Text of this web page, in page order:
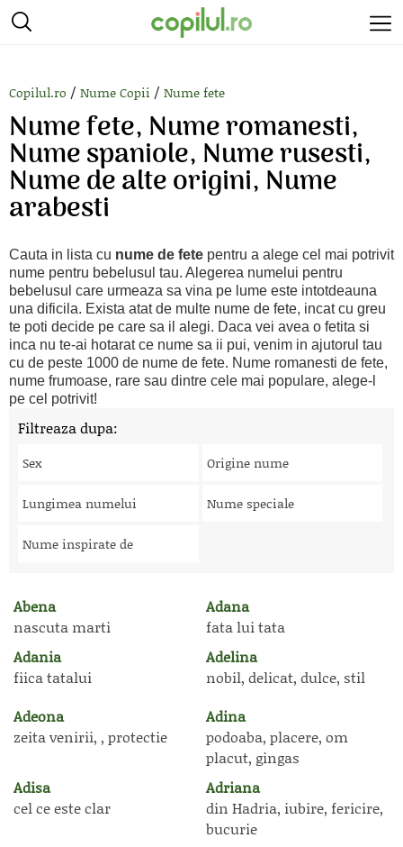
Copilul.ro / Nume Copii / Nume fete
Nume fete, Nume romanesti,
Nume spaniole, Nume rusesti,
Nume de alte origini, Nume
arabesti
Cauta in lista cu nume de fete pentru a alege cel mai potrivit
nume pentru bebelusul tau. Alegerea numelui pentru
bebelusul care urmeaza sa vina pe lume este intotdeauna
una dificila. Exista atat de multe nume de fete, incat cu greu
te poti decide pe care sa il alegi. Daca vei avea o fetita si
inca nu te-ai hotarat ce nume sa ii pui, venim in ajutorul tau
cu de peste 1000 de nume de fete. Nume romanesti de fete,
nume frumoase, rare sau dintre cele mai populare, alege-l
pe cel potrivit!
Filtreaza dupa:
Sex Origine nume
Lungimea numelui Nume speciale
Nume inspirate de
Abena
nascuta marti
Adana
fata lui tata
Adania
fiica tatalui
Adelina
nobil, delicat, dulce, stil
Adeona
zeita venirii, , protectie
Adina
podoaba, placere, om
placut, gingas
Adisa
cel ce este clar
Adriana
din Hadria, iubire, fericire,
bucurie